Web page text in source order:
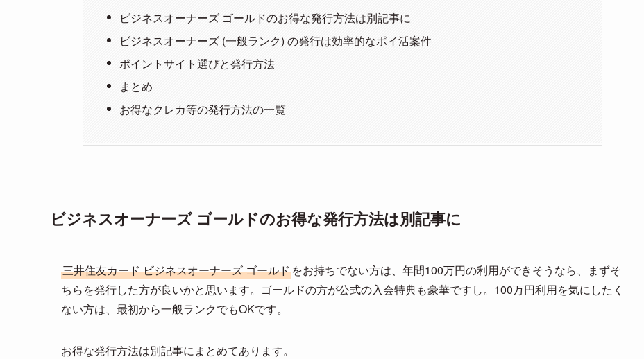
ビジネスオーナーズ ゴールドのお得な発行方法は別記事に
ビジネスオーナーズ (一般ランク) の発行は効率的なポイ活案件
ポイントサイト選びと発行方法
まとめ
お得なクレカ等の発行方法の一覧
ビジネスオーナーズ ゴールドのお得な発行方法は別記事に
三井住友カード ビジネスオーナーズ ゴールドをお持ちでない方は、年間100万円の利用ができそうなら、まずそ
ちらを発行した方が良いかと思います。ゴールドの方が公式の入会特典も豪華ですし。100万円利用を気にしたく
ない方は、最初から一般ランクでもOKです。
お得な発行方法は別記事にまとめてあります。